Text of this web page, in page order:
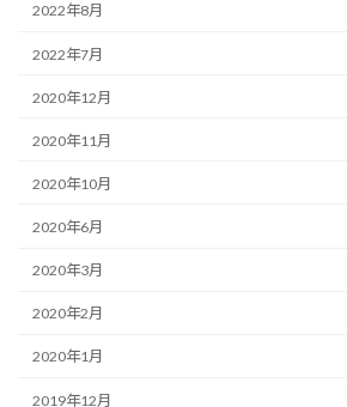
2022年8月
2022年7月
2020年12月
2020年11月
2020年10月
2020年6月
2020年3月
2020年2月
2020年1月
2019年12月